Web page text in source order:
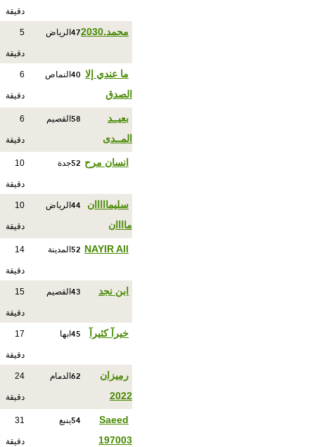
دقيقة
محمد.2030 47 الرياض 5
دقيقة
ما عندي إلا
الصدق
40 النماص 6
دقيقة
بعيــد
المــدى
58 القصيم 6
دقيقة
انسان مرح 52جدة 10
دقيقة
سليمااااان
ماااان
44 الرياض 10
دقيقة
NAYIR All
52 المدينة 14
دقيقة
ابن نجد 43 القصيم 15
دقيقة
خيرآ كثيرآ 45 ابها 17
دقيقة
رميزان
2022
62 الدمام 24
دقيقة
Saeed
197003
54ينبع 31
دقيقة